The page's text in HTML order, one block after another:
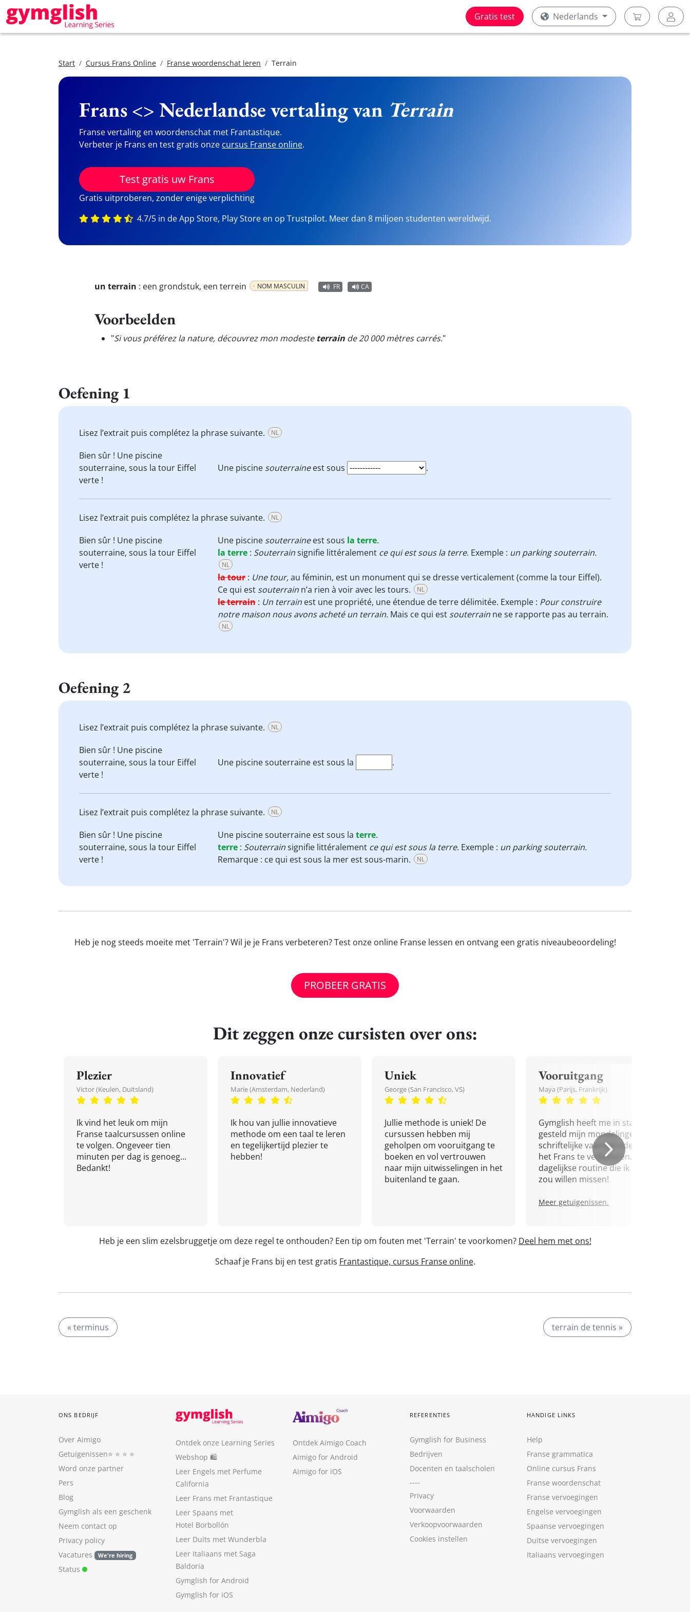
Gratis test Nederlands
Start Cursus Frans Online Franse woordenschat leren Terrain
Frans <> Nederlandse vertaling van Terrain
Franse vertaling en woordenschat met Frantastique.
Verbeter je Frans en test gratis onze cursus Franse online.
Test gratis uw Frans
Gratis uitproberen, zonder enige verplichting
4.7/5 in de App Store, Play Store en op Trustpilot. Meer dan 8 miljoen studenten wereldwijd.
un terrain : een grondstuk, een terrein NOM MASCULIN FR CA
Voorbeelden
"Si vous préférez la nature, découvrez mon modeste terrain de 20 000 mètres carrés."
Oefening 1
Lisez l’extrait puis complétez la phrase suivante. NL
Bien sûr ! Une piscine
souterraine, sous la tour Eiffel
verte !
Une piscine souterraineest sous .
Lisez l’extrait puis complétez la phrase suivante. NL
Bien sûr ! Une piscine
souterraine, sous la tour Eiffel
verte !
Une piscine souterraineest sous la terre.
la terre : Souterrainsignifie littéralement ce qui est sous la terre. Exemple : un parking souterrain.
NL
la tour : Une tour,au féminin, est un monument qui se dresse verticalement (comme la tour Eiffel).
Ce qui est souterrain n’a rien à voir avec les tours. NL
le terrain : Un terrain est une propriété, une étendue de terre délimitée. Exemple : Pour construire
notre maison nous avons acheté un terrain. Mais ce qui est souterrain ne se rapporte pas au terrain.
NL
Oefening 2
Lisez l’extrait puis complétez la phrase suivante. NL
Bien sûr ! Une piscine
souterraine, sous la tour Eiffel
verte !
Une piscine souterraine est sous la .
Lisez l’extrait puis complétez la phrase suivante. NL
Bien sûr ! Une piscine
souterraine, sous la tour Eiffel
verte !
Une piscine souterraine est sous la terre.
terre : Souterrainsignifie littéralement ce qui est sous la terre. Exemple : un parking souterrain.
Remarque : ce qui est sous la mer est sous-marin.
NL
Heb je nog steeds moeite met 'Terrain'? Wil je je Frans verbeteren? Test onze online Franse lessen en ontvang een gratis niveaubeoordeling!
PROBEER GRATIS
Dit zeggen onze cursisten over ons:
Plezier
Victor (Keulen, Duitsland)
Ik vind het leuk om mijn
Franse taalcursussen online
te volgen. Ongeveer tien
minuten per dag is genoeg...
Bedankt!
Innovatief
Marie (Amsterdam, Nederland)
Ik hou van jullie innovatieve
methode om een taal te leren
en tegelijkertijd plezier te
hebben!
Uniek
George (San Francisco, VS)
Jullie methode is uniek! De
cursussen hebben mij
geholpen om vooruitgang te
boeken en vol vertrouwen
naar mijn uitwisselingen in het
buitenland te gaan.
Vooruitgang
Maya (Parijs, Frankrijk)
Gymglish heeft me in staat
gesteld mijn mondelinge en
schriftelijke vaardigheden in
het Frans te verbeteren. Een
dagelijkse routine die ik niet
zou willen missen!
Meer getuigenissen.
Heb je een slim ezelsbruggetje om deze regel te onthouden? Een tip om fouten met 'Terrain' te voorkomen? Deel hem met ons!
Schaaf je Frans bij en test gratis Frantastique, cursus Franse online.
« terminus terrain de tennis »
ONS BEDRIJF
Over Aimigo
Getuigenissen⭐️ ⭐️ ⭐️ ⭐️
Word onze partner
Pers
Blog
Gymglish als een geschenk
Neem contact op
Privacy policy
Vacatures
We're hiring
Status
Ontdek onze Learning Series
Webshop 🛍
Leer Engels met Perfume
California
Leer Frans met Frantastique
Leer Spaans met
Hotel Borbollón
Leer Duits met Wunderbla
Leer Italiaans met Saga
Baldoria
Gymglish for Android
Gymglish for iOS
Ontdek Aimigo Coach
Aimigo for Android
Aimigo for iOS
REFERENTIES
Gymglish for Business
Bedrijven
Docenten en taalscholen
----
Privacy
Voorwaarden
Verkoopvoorwaarden
Cookies instellen
HANDIGE LINKS
Help
Franse grammatica
Online cursus Frans
Franse woordenschat
Franse vervoegingen
Engelse vervoegingen
Spaanse vervoegingen
Duitse vervoegingen
Italiaans vervoegingen